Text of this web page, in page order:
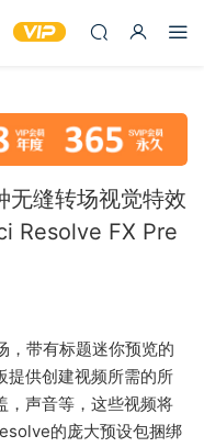
无缝转场视觉特效
Resolve FX Pre
，带有标题迷你预览的
提供创建视频所需的所
，声音等，这些视频将
的庞大预设包捆绑